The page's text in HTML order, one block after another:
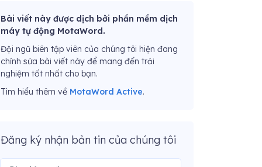
Bài viết này được dịch bởi phần mềm dịch
máy tự động MotaWord.
Đội ngũ biên tập viên của chúng tôi hiện đang
chỉnh sửa bài viết này để mang đến trải
nghiệm tốt nhất cho bạn.
Tìm hiểu thêm về MotaWord Active.
Đăng ký nhận bản tin của chúng tôi